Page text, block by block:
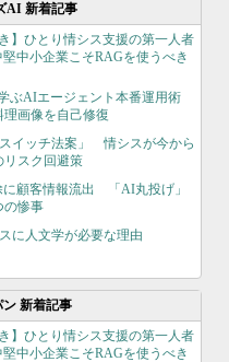
AI 新着記事
】ひとり情シス支援の第一人者
堅中小企業こそRAGを使うべき
学ぶAIエージェント本番運用術
理画像を自己修復
イッチ法案」 情シスが今から
リスク回避策
に顧客情報流出 「AI丸投げ」
の惨事
に人文学が必要な理由
ン 新着記事
】ひとり情シス支援の第一人者
堅中小企業こそRAGを使うべき